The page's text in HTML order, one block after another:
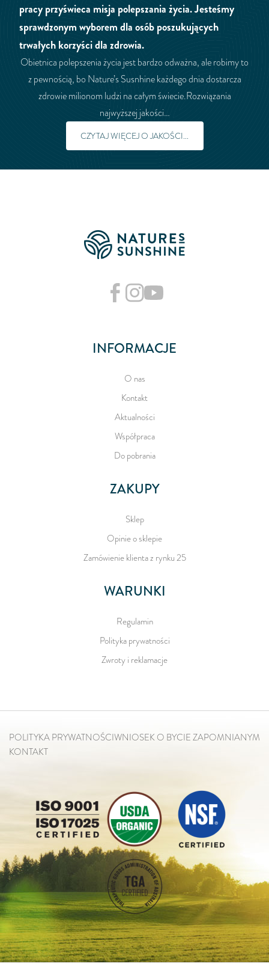
pracy przyświeca misja polepszania życia. Jesteśmy
sprawdzonym wyborem dla osób poszukujących
trwałych korzyści dla zdrowia.
Obietnica polepszenia życia jest bardzo odważna, ale robimy to
z pewnością, bo Nature’s Susnhine każdego dnia dostarcza
zdrowie milionom ludzi na całym świecie.Rozwiązania
najwyższej jakości…
CZYTAJ WIĘCEJ O JAKOŚCI...
INFORMACJE
O nas
Kontakt
Aktualności
Współpraca
Do pobrania
ZAKUPY
Sklep
Opinie o sklepie
Zamówienie klienta z rynku 25
WARUNKI
Regulamin
Polityka prywatności
Zwroty i reklamacje
POLITYKA PRYWATNOŚCIWNIOSEK O BYCIE ZAPOMNIANYM
KONTAKT